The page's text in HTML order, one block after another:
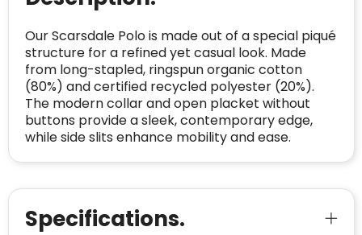
Our Scarsdale Polo is made out of a special piqué
structure for a refined yet casual look. Made
from long-stapled, ringspun organic cotton
(80%) and certified recycled polyester (20%).
The modern collar and open placket without
buttons provide a sleek, contemporary edge,
while side slits enhance mobility and ease.
Specifications.
onderneming
Aantal werknemers 1-10
Trustindex-certificaat
starten:
2026-04-22
Meer informatie »
Voor bedrijven
Bouwt u vertrouwen op en verhoogt u uw
verkoop met de Trustindex-certificaat.
Meer informatie»